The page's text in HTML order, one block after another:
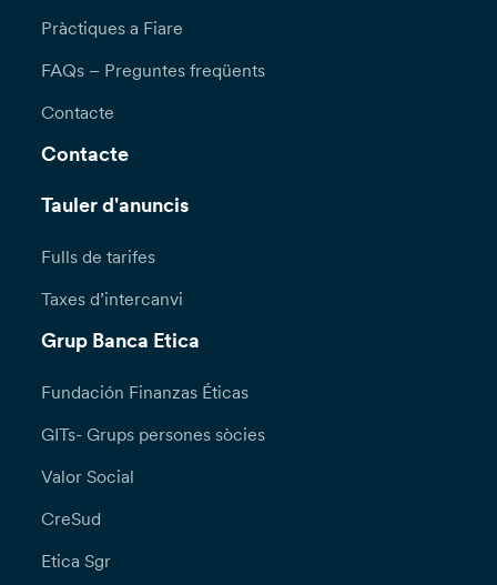
Pràctiques a Fiare
FAQs – Preguntes freqüents
Contacte
Contacte
Tauler d'anuncis
Fulls de tarifes
Taxes d’intercanvi
Grup Banca Etica
Fundación Finanzas Éticas
GITs- Grups persones sòcies
Valor Social
CreSud
Etica Sgr